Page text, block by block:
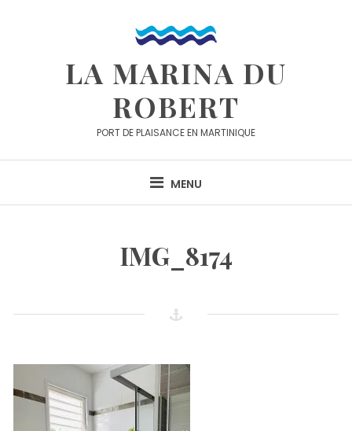
LA MARINA DU
ROBERT
PORT DE PLAISANCE EN MARTINIQUE
MENU
IMG_8174